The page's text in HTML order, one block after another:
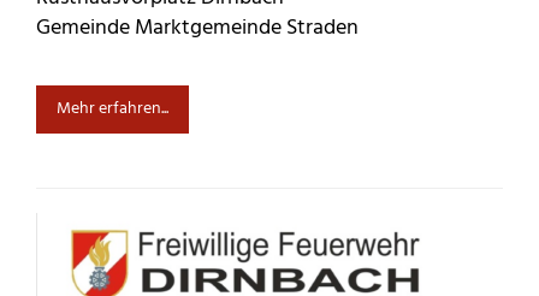
Gemeinde Marktgemeinde Straden
Mehr erfahren...